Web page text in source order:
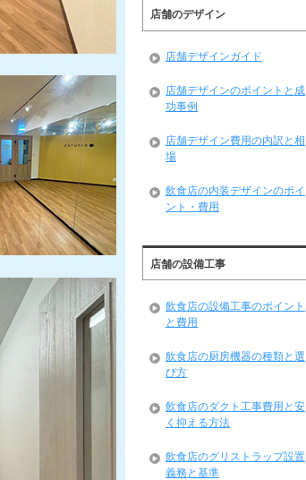
店舗のデザイン
店舗デザインガイド
店舗デザインのポイントと成
功事例
店舗デザイン費用の内訳と相
場
飲食店の内装デザインのポイ
ント・費用
店舗の設備工事
飲食店の設備工事のポイント
と費用
飲食店の厨房機器の種類と選
び方
飲食店のダクト工事費用と安
く抑える方法
飲食店のグリストラップ設置
義務と基準